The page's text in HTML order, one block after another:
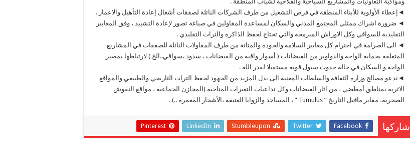
◄إعطاء الأولوية للأبناء المنطقة في فرص التشغيل من طرف الشركات النائلة لصفقات أشغال إعادة التأهيل والاعمار .
◄ ضرورة اشراك ممثلي المجتمع المدني والسكان لمساعدة المقاولين في صياغة تصور لإعادة التشييد ، وفق المعايير
التقليدية للسواقي وكل الاوراش المبرمجة والتي تحتاج لحفظ الذاكرة والتراث التقليدي .
◄ الى الصرامة في احترام كل معايير السلامة والجودة والمتانة من طرف المقاولات النائلة للصفقات في المشاريع
المتعلقة بحماية الواحة والدواوير من الفيضانات ( أسوار واقية من الفيضانات ، سدود ،سواقي..الخ ) لارتباطها بمصير
الواحة و السكان في حالة حدوث سيول قوية مستقبلا لقدر الله .
◄ندعو مصالح وزارة الثقافة والسلطات المعنية الى بدل المزيد من الجهود لحفظ التراث التاريخي والطبيعي والمواقع
الاثرية بمناطق أمطضي ، من اثار الفيضانات وكل تداعيات التغيرات المناخية (المخازن الجماعية ، مواقع النقوش
الصخرية، مقابر ماقبل التاريخ ” Tumulus ” ، المساجد والزوايا العتيقة ،الأشجار المعمرة ..) .
شاركها Facebook
Twitter
Stumbleupon
LinkedIn
Pinterest